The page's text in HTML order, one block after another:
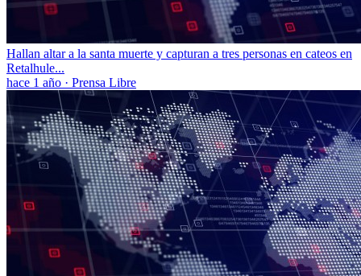
Hallan altar a la santa muerte y capturan a tres personas en cateos en
Retalhule...
hace 1 año · Prensa Libre